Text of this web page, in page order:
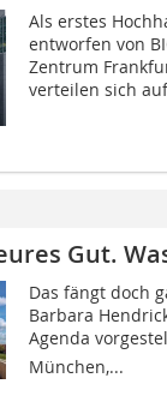
Als erstes
entworfen von
Zentrum
verteilen sich
Gut.
Das fängt doch
Barbara
Agenda
München,...